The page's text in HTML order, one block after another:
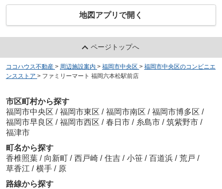
地図アプリで開く
ページトップへ
ココハウス不動産 > 周辺施設案内 > 福岡市中央区 > 福岡市中央区のコンビニエ
ンスストア > ファミリーマート 福岡六本松駅前店
市区町村から探す
福岡市中央区 / 福岡市東区 / 福岡市南区 / 福岡市博多区 /
福岡市早良区 / 福岡市西区 / 春日市 / 糸島市 / 筑紫野市 /
福津市
町名から探す
香椎照葉 / 向新町 / 西戸崎 / 住吉 / 小笹 / 百道浜 / 荒戸 /
草香江 / 横手 / 原
路線から探す